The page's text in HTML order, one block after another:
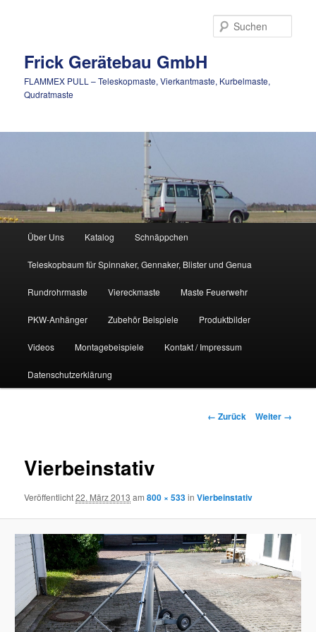
Frick Gerätebau GmbH
FLAMMEX PULL – Teleskopmaste, Vierkantmaste, Kurbelmaste,
Qudratmaste
HauptmenüÜber Uns Katalog Schnäppchen
Teleskopbaum für Spinnaker, Gennaker, Blister und Genua
Rundrohrmaste Viereckmaste Maste Feuerwehr
PKW-Anhänger Zubehör Beispiele Produktbilder
Videos Montagebeispiele Kontakt / Impressum
Datenschutzerklärung
Bilder-
← Zurück Weiter →
Vierbeinstativ
Veröffentlicht22. März 2013 am800 × 533inVierbeinstativ